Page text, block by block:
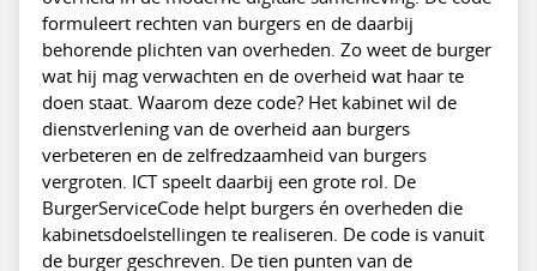
formuleert rechten van burgers en de daarbij
behorende plichten van overheden. Zo weet de burger
wat hij mag verwachten en de overheid wat haar te
doen staat. Waarom deze code? Het kabinet wil de
dienstverlening van de overheid aan burgers
verbeteren en de zelfredzaamheid van burgers
vergroten. ICT speelt daarbij een grote rol. De
BurgerServiceCode helpt burgers én overheden die
kabinetsdoelstellingen te realiseren. De code is vanuit
de burger geschreven. De tien punten van de